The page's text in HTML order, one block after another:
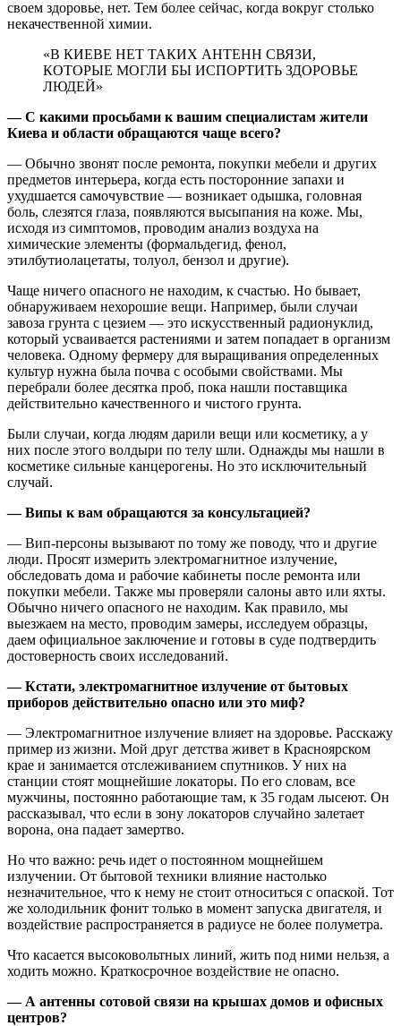
своем здоровье, нет. Тем более сейчас, когда вокруг столько
некачественной химии.
«В КИЕВЕ НЕТ ТАКИХ АНТЕНН СВЯЗИ,
КОТОРЫЕ МОГЛИ БЫ ИСПОРТИТЬ ЗДОРОВЬЕ
ЛЮДЕЙ»
— С какими просьбами к вашим специалистам жители
Киева и области обращаются чаще всего?
— Обычно звонят после ремонта, покупки мебели и других
предметов интерьера, когда есть посторонние запахи и
ухудшается самочувствие — возникает одышка, головная
боль, слезятся глаза, появляются высыпания на коже. Мы,
исходя из симптомов, проводим анализ воздуха на
химические элементы (формальдегид, фенол,
этилбутиолацетаты, толуол, бензол и другие).
Чаще ничего опасного не находим, к счастью. Но бывает,
обнаруживаем нехорошие вещи. Например, были случаи
завоза грунта с цезием — это искусственный радионуклид,
который усваивается растениями и затем попадает в организм
человека. Одному фермеру для выращивания определенных
культур нужна была почва с особыми свойствами. Мы
перебрали более десятка проб, пока нашли поставщика
действительно качественного и чистого грунта.
Были случаи, когда людям дарили вещи или косметику, а у
них после этого волдыри по телу шли. Однажды мы нашли в
косметике сильные канцерогены. Но это исключительный
случай.
— Випы к вам обращаются за консультацией?
— Вип-персоны вызывают по тому же поводу, что и другие
люди. Просят измерить электромагнитное излучение,
обследовать дома и рабочие кабинеты после ремонта или
покупки мебели. Также мы проверяли салоны авто или яхты.
Обычно ничего опасного не находим. Как правило, мы
выезжаем на место, проводим замеры, исследуем образцы,
даем официальное заключение и готовы в суде подтвердить
достоверность своих исследований.
— Кстати, электромагнитное излучение от бытовых
приборов действительно опасно или это миф?
— Электромагнитное излучение влияет на здоровье. Расскажу
пример из жизни. Мой друг детства живет в Красноярском
крае и занимается отслеживанием спутников. У них на
станции стоят мощнейшие локаторы. По его словам, все
мужчины, постоянно работающие там, к 35 годам лысеют. Он
рассказывал, что если в зону локаторов случайно залетает
ворона, она падает замертво.
Но что важно: речь идет о постоянном мощнейшем
излучении. От бытовой техники влияние настолько
незначительное, что к нему не стоит относиться с опаской. Тот
же холодильник фонит только в момент запуска двигателя, и
воздействие распространяется в радиусе не более полуметра.
Что касается высоковольтных линий, жить под ними нельзя, а
ходить можно. Краткосрочное воздействие не опасно.
— А антенны сотовой связи на крышах домов и офисных
центров?